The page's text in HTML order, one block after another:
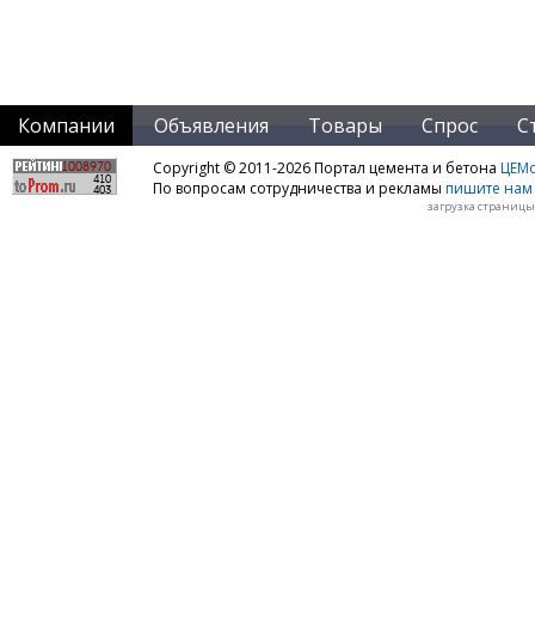
Компании Объявления Товары Спрос
Copyright © 2011-2026 Портал цемента и бетона
По вопросам сотрудничества и рекламы пишите нам
загрузка